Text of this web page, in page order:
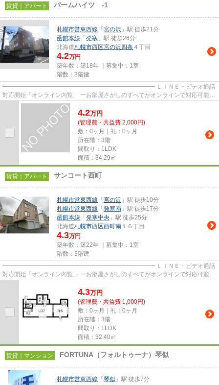
賃貸｜アパート パームハイツ -1
札幌市営東西線 「 宮の沢 」駅 徒歩21分
函館本線 「 発寒 」駅 徒歩26分
北海道札幌市西区宮の沢四条 ４丁目
4.2万円
築年数：築18年 ｜募集中： 1室
階数：3階建
━━━━━━━━━━━━━━━━━━━━━━━━━━ ＬＩＮＥ・ビデオ通話
対応開始「オンライン内覧」 ーお部屋さがしのすべてがオンラインで対応可能ー
━━━━━━━━━━━━━━━━━━━━━━━━━━ スマートフォンだけで
4.2万円
(管理費・共益費 2,000円)
敷：0ヶ月｜礼：0ヶ月
所在階：3階
間取り：1LDK
面積：34.29㎡
賃貸｜アパート サンコート西町
札幌市営東西線 「 宮の沢 」駅 徒歩10分
札幌市営東西線 「 発寒南 」駅 徒歩17分
函館本線 「 発寒中央 」駅 徒歩25分
北海道札幌市西区西町南 １６丁目
4.3万円
築年数：築22年 ｜募集中： 1室
階数：3階建
━━━━━━━━━━━━━━━━━━━━━━━━━━ ＬＩＮＥ・ビデオ通話
対応開始「オンライン内覧」 ーお部屋さがしのすべてがオンラインで対応可能ー
4.3万円
(管理費・共益費 1,000円)
敷：0ヶ月｜礼：0ヶ月
所在階：3階
間取り：1LDK
面積：32.40㎡
賃貸｜マンション FORTUNA（フォルトゥーナ）琴似
札幌市営東西線 「 琴似 」駅 徒歩7分